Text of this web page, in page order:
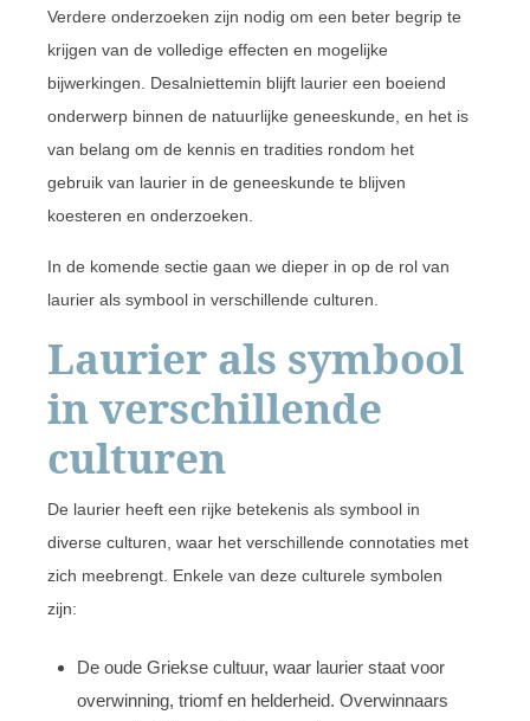
Verdere onderzoeken zijn nodig om een beter begrip te
krijgen van de volledige effecten en mogelijke
bijwerkingen. Desalniettemin blijft laurier een boeiend
onderwerp binnen de natuurlijke geneeskunde, en het is
van belang om de kennis en tradities rondom het
gebruik van laurier in de geneeskunde te blijven
koesteren en onderzoeken.
In de komende sectie gaan we dieper in op de rol van
laurier als symbool in verschillende culturen.
Laurier als symbool
in verschillende
culturen
De laurier heeft een rijke betekenis als symbool in
diverse culturen, waar het verschillende connotaties met
zich meebrengt. Enkele van deze culturele symbolen
zijn:
De oude Griekse cultuur, waar laurier staat voor
overwinning, triomf en helderheid. Overwinnaars